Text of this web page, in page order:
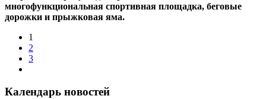
многофункциональная спортивная площадка, беговые
дорожки и прыжковая яма.
1
2
3
Календарь новостей